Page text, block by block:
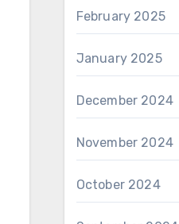
February 2025
January 2025
December 2024
November 2024
October 2024